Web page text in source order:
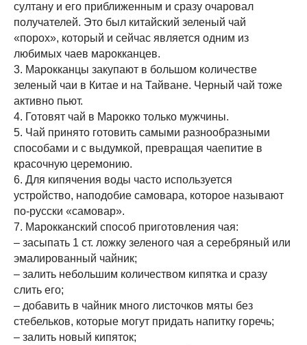
султану и его приближенным и сразу очаровал
получателей. Это был китайский зеленый чай
«порох», который и сейчас является одним из
любимых чаев марокканцев.
3. Марокканцы закупают в большом количестве
зеленый чаи в Китае и на Тайване. Черный чай тоже
активно пьют.
4. Готовят чай в Марокко только мужчины.
5. Чай принято готовить самыми разнообразными
способами и с выдумкой, превращая чаепитие в
красочную церемонию.
6. Для кипячения воды часто используется
устройство, наподобие самовара, которое называют
по-русски «самовар».
7. Марокканский способ приготовления чая:
– засыпать 1 ст. ложку зеленого чая а серебряный или
эмалированный чайник;
– залить небольшим количеством кипятка и сразу
слить его;
– добавить в чайник много листочков мяты без
стебельков, которые могут придать напитку горечь;
– залить новый кипяток;